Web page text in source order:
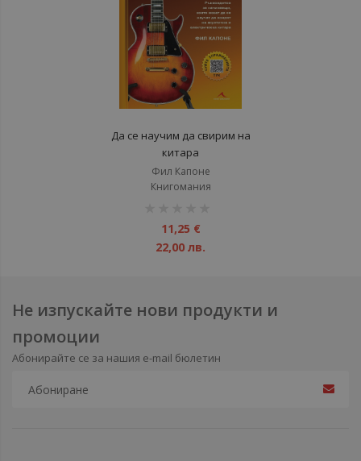
Да се научим да свирим на
китара
Фил Капоне
Книгомания
11,25 €
22,00 лв.
Не изпускайте нови продукти и
промоции
Абонирайте се за нашия e-mail бюлетин